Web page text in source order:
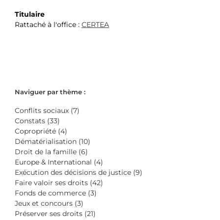
Titulaire
Rattaché à l'office : CERTEA
Naviguer par thème :
Conflits sociaux (7)
Constats (33)
Copropriété (4)
Dématérialisation (10)
Droit de la famille (6)
Europe & International (4)
Exécution des décisions de justice (9)
Faire valoir ses droits (42)
Fonds de commerce (3)
Jeux et concours (3)
Préserver ses droits (21)